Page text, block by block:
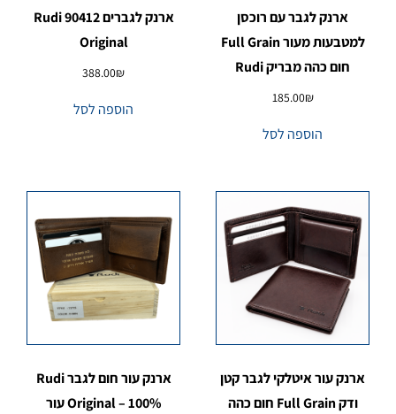
ארנק לגבר עם רוכסן
למטבעות מעור Full Grain
חום כהה מבריק Rudi
185.00₪
הוספה לסל
ארנק לגברים 90412 Rudi
Original
388.00₪
הוספה לסל
ארנק עור איטלקי לגבר קטן
ודק Full Grain חום כהה
ארנק עור חום לגבר Rudi
Original – 100% עור